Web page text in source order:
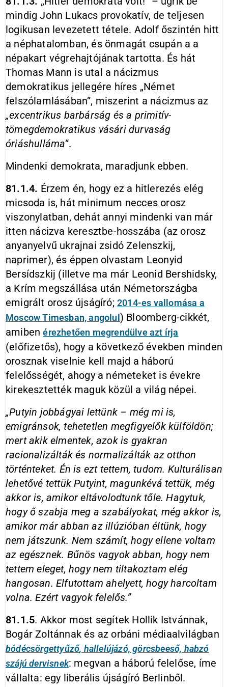
mindig John Lukacs provokatív, de teljesen
logikusan levezetett tétele. Adolf őszintén hitt
a néphatalomban, és önmagát csupán a a
népakart végrehajtójának tartotta. És hát
Thomas Mann is utal a nácizmus
demokratikus jellegére híres „Német
felszólamlásában”, miszerint a nácizmus az
„excentrikus barbárság és a primitív-
tömegdemokratikus vásári durvaság
óriáshulláma”.
Mindenki demokrata, maradjunk ebben.
81.1.4. Érzem én, hogy ez a hitlerezés elég
micsoda is, hát minimum necces orosz
viszonylatban, dehát annyi mindenki van már
itten nácizva keresztbe-hosszába (az orosz
anyanyelvű ukrajnai zsidó Zelenszkij,
naprimer), és éppen olvastam Leonyid
Bersídszkij (illetve ma már Leonid Bershidsky,
a Krím megszállása után Németországba
emigrált orosz újságíró; 2014-es vallomása a
Moscow Timesban, angolul ) Bloomberg-cikkét,
amibenérezhetően megrendülve azt írja
(előfizetős), hogy a következő években minden
orosznak viselnie kell majd a háború
felelősségét, ahogy a németeket is évekre
kirekesztették maguk közül a világ népei.
„Putyin jobbágyai lettünk – még mi is,
emigránsok, tehetetlen megfigyelők külföldön;
mert akik elmentek, azok is gyakran
racionalizálták és normalizálták az otthon
történteket. Én is ezt tettem, tudom. Kulturálisan
lehetővé tettük Putyint, magunkévá tettük, még
akkor is, amikor eltávolodtunk tőle. Hagytuk,
hogy ő szabja meg a szabályokat, még akkor is,
amikor már abban az illúzióban éltünk, hogy
nem játszunk. Nem számít, hogy ellene voltam
az egésznek. Bűnös vagyok abban, hogy nem
tettem eleget, hogy nem tiltakoztam elég
hangosan. Elfutottam ahelyett, hogy harcoltam
volna. Ezért vagyok felelős.”
81.1.5. Akkor most segítek Hollik Istvánnak,
Bogár Zoltánnak és az orbáni médiaalvilágban
bódécsörgettyűző, hallelújázó, görcsbeeső, habzó
szájú dervisnek: megvan a háború felelőse, íme
vállalta: egy liberális újságíró Berlinből.